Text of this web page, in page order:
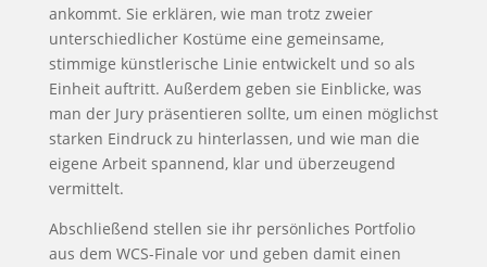
ankommt. Sie erklären, wie man trotz zweier
unterschiedlicher Kostüme eine gemeinsame,
stimmige künstlerische Linie entwickelt und so als
Einheit auftritt. Außerdem geben sie Einblicke, was
man der Jury präsentieren sollte, um einen möglichst
starken Eindruck zu hinterlassen, und wie man die
eigene Arbeit spannend, klar und überzeugend
vermittelt.
Abschließend stellen sie ihr persönliches Portfolio
aus dem WCS-Finale vor und geben damit einen